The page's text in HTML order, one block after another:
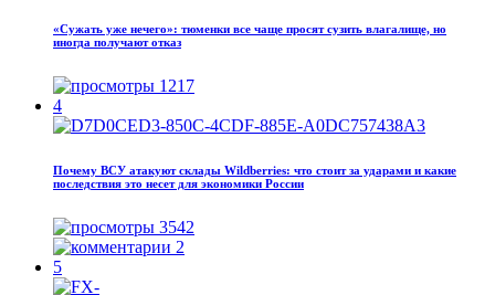
«Сужать уже нечего»: тюменки все чаще просят сузить влагалище, но
иногда получают отказ
1217
4
Почему ВСУ атакуют склады Wildberries: что стоит за ударами и какие
последствия это несет для экономики России
3542
2
5